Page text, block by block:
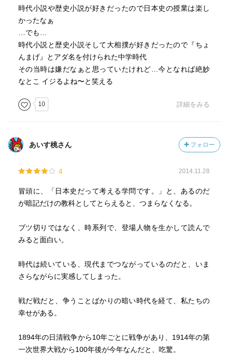
時代小説や歴史小説が好きだったので日本史の授業は楽し
かったなぁ
…でも…
時代小説と歴史小説そして大相撲が好きだったので『ちょ
んまげ』とアダ名を付けられた中学時代
その当時は嫌だなぁと思っていたけれど…今となれば絶妙
なとこ イジるよね〜と笑える
10 詳細をみる
あいす桃さん フォロー
4 2014.11.28
冒頭に、「日本史だって考える学問です。」と、あるのだ
が暗記だけの教科としてとらえると、つまらなくなる。
ブツ切りではなく、時系列で、登場人物を生かして読んで
みると面白い。
時代は続いている、現代までつながっているのだと、いま
さらながらに実感してしまった。
戦だ戦だと、争うことばかりの暗い時代を経て、私たちの
幸せがある。
1894年の日清戦争から10年ごとに戦争があり、1914年の第
一次世界大戦から100年後が今年なんだと、吃驚。